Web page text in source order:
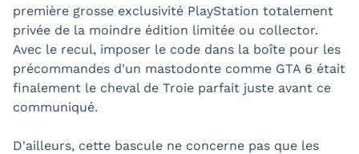
première grosse exclusivité PlayStation totalement
privée de la moindre édition limitée ou collector.
Avec le recul, imposer le code dans la boîte pour les
précommandes d'un mastodonte comme GTA 6 était
finalement le cheval de Troie parfait juste avant ce
communiqué.
D'ailleurs, cette bascule ne concerne pas que les